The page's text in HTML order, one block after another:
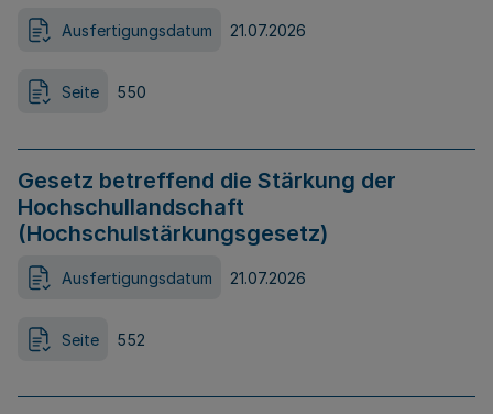
Ausfertigungsdatum 21.07.2026
Seite 550
Gesetz betreffend die Stärkung der
Hochschullandschaft
(Hochschulstärkungsgesetz)
Ausfertigungsdatum 21.07.2026
Seite 552